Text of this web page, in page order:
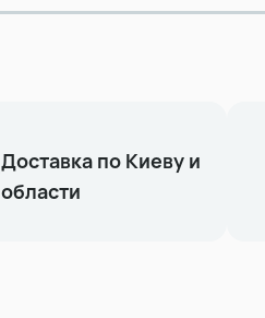
Доставка по Киеву и
области